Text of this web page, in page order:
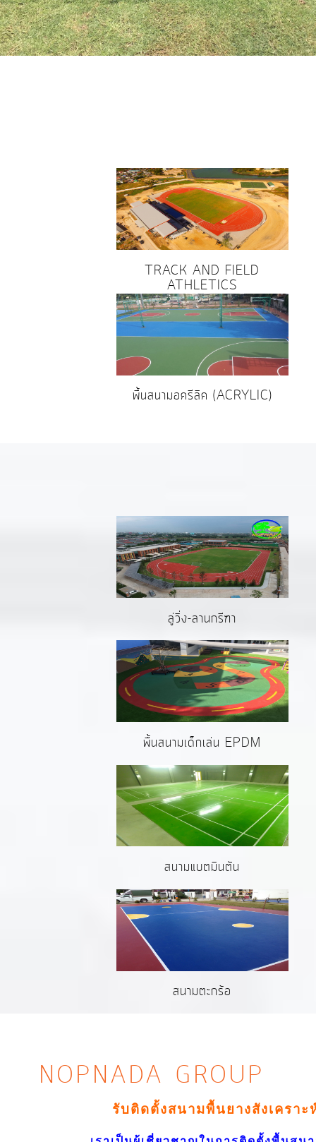
TRACK AND FIELD
ATHLETICS
พื้นสนามอครีลิค (ACRYLIC)
ลู่วิ่ง-ลานกรีฑา
พื้นสนามเด็กเล่น EPDM
สนามแบตมินตัน
สนามตะกร้อ
NOPNADA GROUP
รับติดตั้งสนามพื้นยางสังเครา